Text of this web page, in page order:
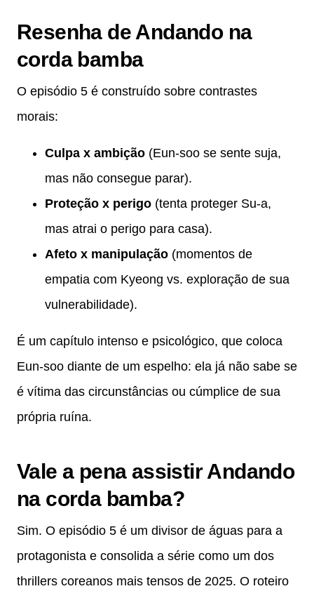
Resenha de Andando na
corda bamba
O episódio 5 é construído sobre contrastes
morais:
Culpa x ambição (Eun-soo se sente suja,
mas não consegue parar).
Proteção x perigo (tenta proteger Su-a,
mas atrai o perigo para casa).
Afeto x manipulação (momentos de
empatia com Kyeong vs. exploração de sua
vulnerabilidade).
É um capítulo intenso e psicológico, que coloca
Eun-soo diante de um espelho: ela já não sabe se
é vítima das circunstâncias ou cúmplice de sua
própria ruína.
Vale a pena assistir Andando
na corda bamba?
Sim. O episódio 5 é um divisor de águas para a
protagonista e consolida a série como um dos
thrillers coreanos mais tensos de 2025. O roteiro